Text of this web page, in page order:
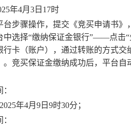
5年4月 3 日 17时
台步骤操作，提交《竞买申请书》
中选择“缴纳保证金银行”——点击
行卡（账户），通过转账的方式交
。竞买保证金缴纳成功后，平台
2025年4月 9 日 9时30分 ；